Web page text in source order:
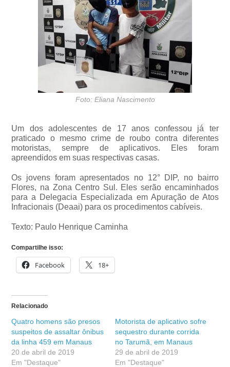
Foto: Eliana Nascimento
Um dos adolescentes de 17 anos confessou já ter
praticado o mesmo crime de roubo contra diferentes
motoristas, sempre de aplicativos. Eles foram
apreendidos em suas respectivas casas.
Os jovens foram apresentados no 12° DIP, no bairro
Flores, na Zona Centro Sul. Eles serão encaminhados
para a Delegacia Especializada em Apuração de Atos
Infracionais (Deaai) para os procedimentos cabíveis.
Texto: Paulo Henrique Caminha
Compartilhe isso:
Facebook 18+
Relacionado
Quatro homens são presos
suspeitos de assaltar ônibus
da linha 459 em Manaus
20 de abril de 2019
Em "Destaque"
Motorista de aplicativo sofre
sequestro durante corrida
no Tarumã, em Manaus
29 de abril de 2019
Em "Destaque"